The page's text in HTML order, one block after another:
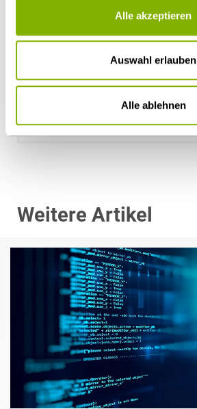
Alle akzeptieren
Auswahl erlauben
Alle ablehnen
Weitere Artikel